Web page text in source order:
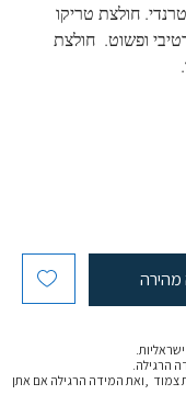
חולצת טריקו
ופשוט.  חולצת
מהירה
הרגילה.
צמוד ,ואת המידה הרגילה אם אתן